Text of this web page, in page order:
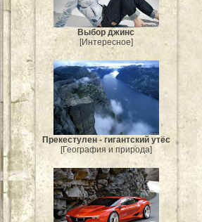
Выбор джинс
[Интересное]
Прекестулен - гигантский утёс
[География и природа]